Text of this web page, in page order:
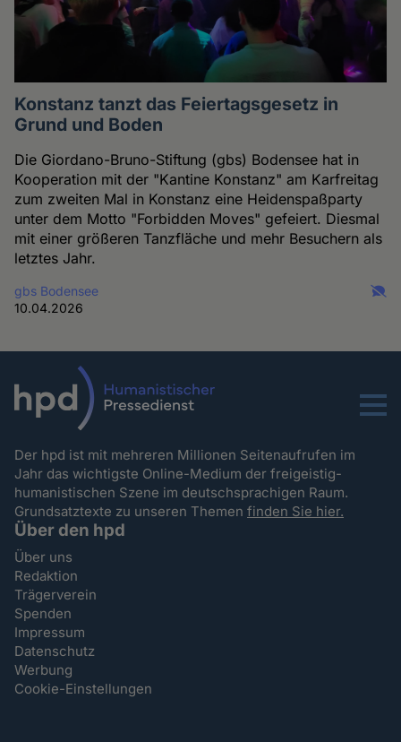
Konstanz tanzt das Feiertagsgesetz in
Grund und Boden
Die Giordano-Bruno-Stiftung (gbs) Bodensee hat in
Kooperation mit der "Kantine Konstanz" am Karfreitag
zum zweiten Mal in Konstanz eine Heidenspaßparty
unter dem Motto "Forbidden Moves" gefeiert. Diesmal
mit einer größeren Tanzfläche und mehr Besuchern als
letztes Jahr.
gbs Bodensee
10.04.2026
Menu
Der hpd ist mit mehreren Millionen Seitenaufrufen im
Jahr das wichtigste Online-Medium der freigeistig-
humanistischen Szene im deutschsprachigen Raum.
Grundsatztexte zu unseren Themenfinden Sie hier.
Über den hpd
Über uns
Redaktion
Trägerverein
Spenden
Impressum
Datenschutz
Werbung
Cookie-Einstellungen